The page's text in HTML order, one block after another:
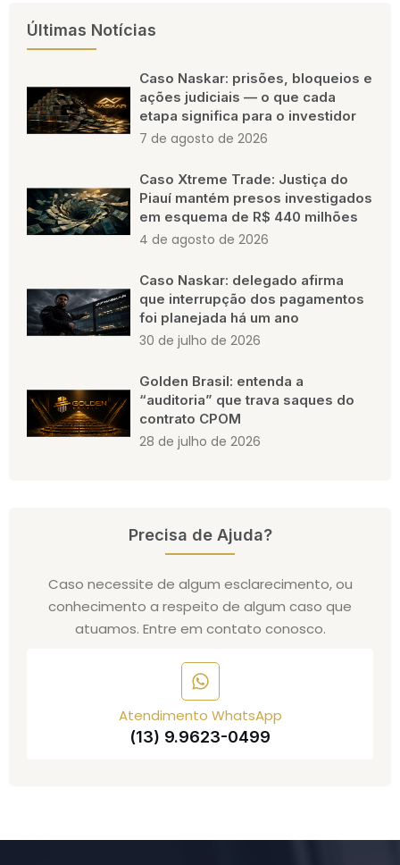
Últimas Notícias
Caso Naskar: prisões, bloqueios e
ações judiciais — o que cada
etapa significa para o investidor
7 de agosto de 2026
Caso Xtreme Trade: Justiça do
Piauí mantém presos investigados
em esquema de R$ 440 milhões
4 de agosto de 2026
Caso Naskar: delegado afirma
que interrupção dos pagamentos
foi planejada há um ano
30 de julho de 2026
Golden Brasil: entenda a
“auditoria” que trava saques do
contrato CPOM
28 de julho de 2026
Precisa de Ajuda?
Caso necessite de algum esclarecimento, ou
conhecimento a respeito de algum caso que
atuamos. Entre em contato conosco.
Atendimento WhatsApp
(13) 9.9623-0499